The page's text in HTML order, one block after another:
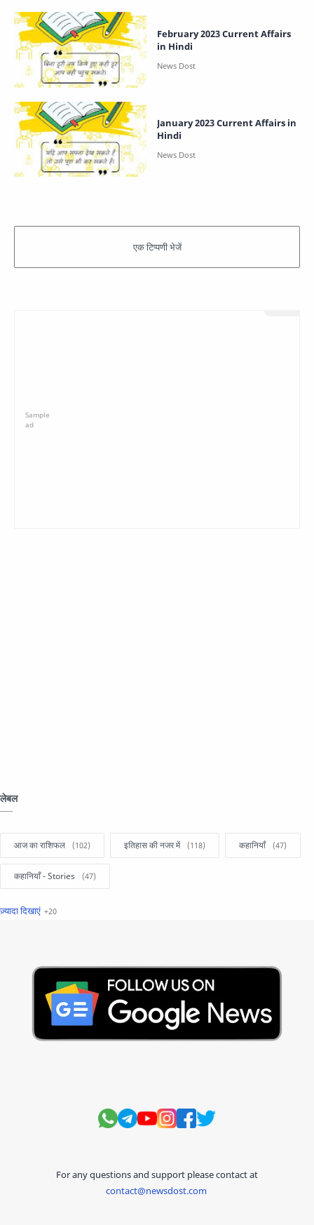
February 2023 Current Affairs
in Hindi
January 2023 Current Affairs in
Hindi
लेबल
आज का राशिफल इतिहास की नजर में कहानियाँ
कहानियाँ - Stories
खबरें फटाफट
Current Affairs Test Current Notes
Daily Current Aff Daily Current Affairs
Hindi Stories International
Science and Technology Sports
For any questions and support please contact at
contact@newsdost.com